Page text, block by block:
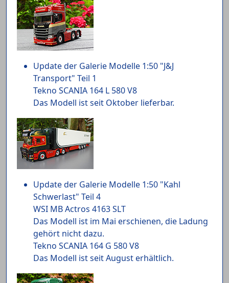
Update der Galerie Modelle 1:50 "J&J
Transport" Teil 1
Tekno SCANIA 164 L 580 V8
Das Modell ist seit Oktober lieferbar.
Update der Galerie Modelle 1:50 "Kahl
Schwerlast" Teil 4
WSI MB Actros 4163 SLT
Das Modell ist im Mai erschienen, die Ladung
gehört nicht dazu.
Tekno SCANIA 164 G 580 V8
Das Modell ist seit August erhältlich.